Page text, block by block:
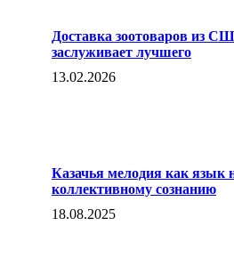
Доставка зоотоваров из
заслуживает лучшего
13.02.2026
Казачья мелодия как язык
коллективному сознанию
18.08.2025